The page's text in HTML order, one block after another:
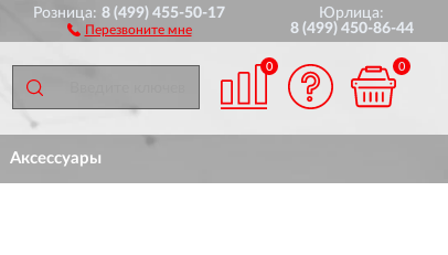
РОССИИ
Розница:8 (499) 455-50-17
Перезвоните мне
Юрлица:
8 (499) 450-86-44
0 0
Аксессуары